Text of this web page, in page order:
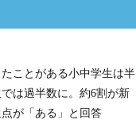
たことがある小中学生は半
は過半数に。約6割が新
点が「ある」と回答